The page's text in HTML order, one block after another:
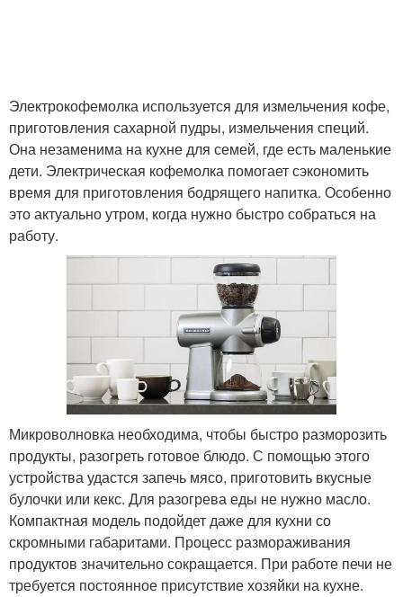
Электрокофемолка используется для измельчения кофе,
приготовления сахарной пудры, измельчения специй.
Она незаменима на кухне для семей, где есть маленькие
дети. Электрическая кофемолка помогает сэкономить
время для приготовления бодрящего напитка. Особенно
это актуально утром, когда нужно быстро собраться на
работу.
Микроволновка необходима, чтобы быстро разморозить
продукты, разогреть готовое блюдо. С помощью этого
устройства удастся запечь мясо, приготовить вкусные
булочки или кекс. Для разогрева еды не нужно масло.
Компактная модель подойдет даже для кухни со
скромными габаритами. Процесс размораживания
продуктов значительно сокращается. При работе печи не
требуется постоянное присутствие хозяйки на кухне.